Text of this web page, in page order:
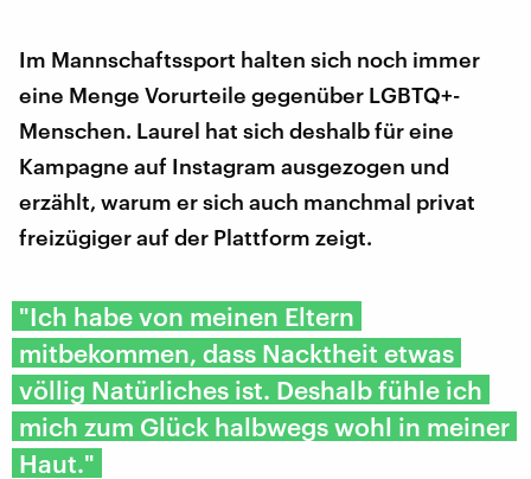
Im Mannschaftssport halten sich noch immer
eine Menge Vorurteile gegenüber LGBTQ+-
Menschen. Laurel hat sich deshalb für eine
Kampagne auf Instagram ausgezogen und
erzählt, warum er sich auch manchmal privat
freizügiger auf der Plattform zeigt.
"Ich habe von meinen Eltern
mitbekommen, dass Nacktheit etwas
völlig Natürliches ist. Deshalb fühle ich
mich zum Glück halbwegs wohl in meiner
Haut."